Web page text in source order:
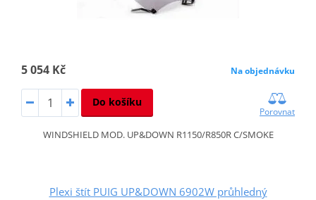
5 054 Kč Na objednávku
Do košíku
Porovnat
WINDSHIELD MOD. UP&DOWN R1150/R850R C/SMOKE
Plexi štít PUIG UP&DOWN 6902W průhledný